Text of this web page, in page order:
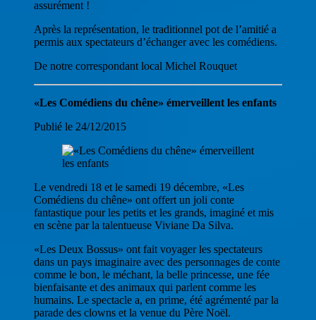
assurément !
Après la représentation, le traditionnel pot de l’amitié a
permis aux spectateurs d’échanger avec les comédiens.
De notre correspondant local Michel Rouquet
«Les Comédiens du chêne» émerveillent les enfants
Publié le 24/12/2015
Le vendredi 18 et le samedi 19 décembre, «Les
Comédiens du chêne» ont offert un joli conte
fantastique pour les petits et les grands, imaginé et mis
en scène par la talentueuse Viviane Da Silva.
«Les Deux Bossus» ont fait voyager les spectateurs
dans un pays imaginaire avec des personnages de conte
comme le bon, le méchant, la belle princesse, une fée
bienfaisante et des animaux qui parlent comme les
humains. Le spectacle a, en prime, été agrémenté par la
parade des clowns et la venue du Père Noël.